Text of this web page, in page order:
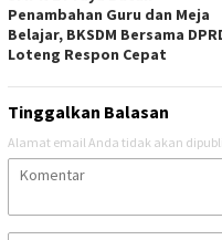
Penambahan Guru dan Meja
Belajar, BKSDM Bersama
Loteng Respon Cepat
Tinggalkan Balasan
Alamat email Anda tidak akan